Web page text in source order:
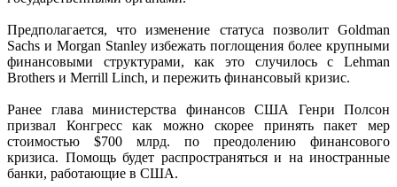
Предполагается, что изменение статуса позволит Goldman
Sachs и Morgan Stanley избежать поглощения более крупными
финансовыми структурами, как это случилось с Lehman
Brothers и Merrill Linch, и пережить финансовый кризис.
Ранее глава министерства финансов США Генри Полсон
призвал Конгресс как можно скорее принять пакет мер
стоимостью $700 млрд. по преодолению финансового
кризиса. Помощь будет распространяться и на иностранные
банки, работающие в США.